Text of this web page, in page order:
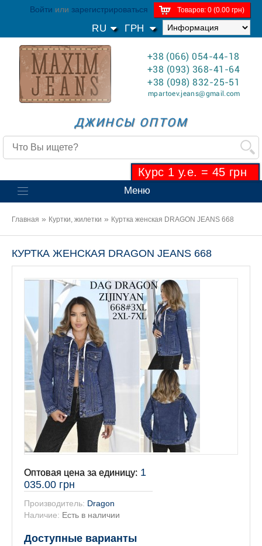
Товаров: 0 (0.00 грн)
Войти или зарегистрироваться
ГРН
RU
ДЖИНСЫ ОПТОМ
+38 (066) 054-44-18
+38 (093) 368-41-64
+38 (098) 832-25-51
mpartoev.jeans@gmail.com
Курс 1 у.е. = 45 грн
Меню
Главная » Куртки, жилетки » Куртка женская DRAGON JEANS 668
КУРТКА ЖЕНСКАЯ DRAGON JEANS 668
Оптовая цена за единицу: 1
035.00 грн
Производитель: Dragon
Наличие: Есть в наличии
Доступные варианты